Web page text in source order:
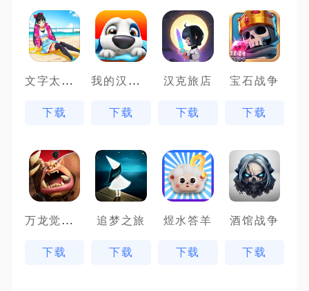
文字太疯狂
下载
我的汉克狗
下载
汉克旅店
下载
宝石战争
下载
万龙觉醒魔兽战场
下载
追梦之旅
下载
煜水答羊
下载
酒馆战争
下载